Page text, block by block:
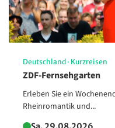
©
Deutschland · Kurzreisen
ZDF-Fernsehgarten
Erleben Sie ein
Rheinromantik und...